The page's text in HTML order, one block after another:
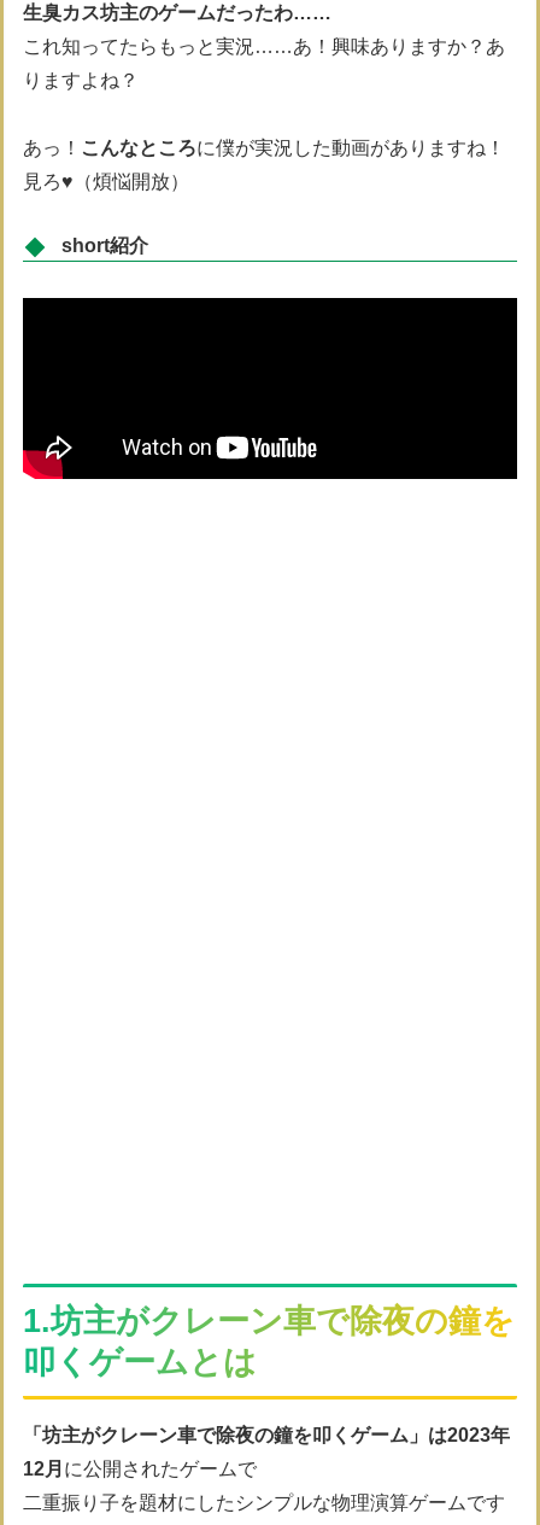
生臭カス坊主のゲームだったわ……
これ知ってたらもっと実況……あ！興味ありますか？あ
りますよね？
あっ！ こんなところに僕が実況した動画がありますね！
見ろ♥（煩悩開放）
short紹介
1.坊主がクレーン車で除夜の鐘を
叩くゲームとは
「坊主がクレーン車で除夜の鐘を叩くゲーム」は2023年
12月 に公開されたゲームで
二重振り子を題材にしたシンプルな物理演算ゲームです